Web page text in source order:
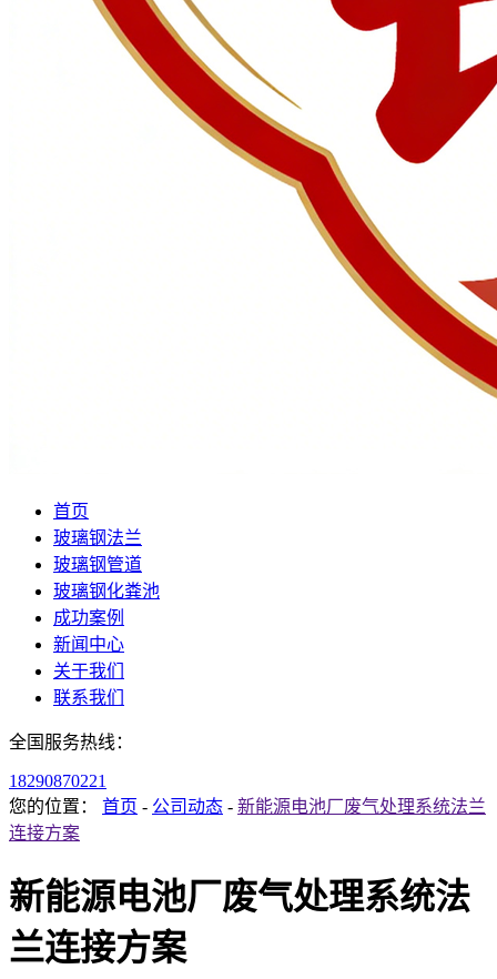
首页
玻璃钢法兰
玻璃钢管道
玻璃钢化粪池
成功案例
新闻中心
关于我们
联系我们
全国服务热线：
18290870221
您的位置： 首页 - 公司动态 - 新能源电池厂废气处理系统法兰
连接方案
新能源电池厂废气处理系统法
兰连接方案